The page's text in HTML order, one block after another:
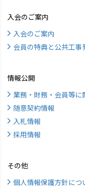
入会のご案内
入会のご案内
会員の特典と公共工
情報公開
業務・財務・会員等に
随意契約情報
入札情報
採用情報
その他
個人情報保護方針につ